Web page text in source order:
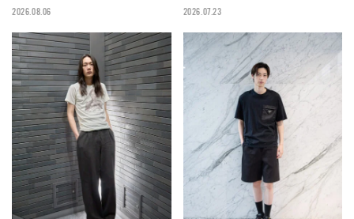
2026.08.06 2026.07.23